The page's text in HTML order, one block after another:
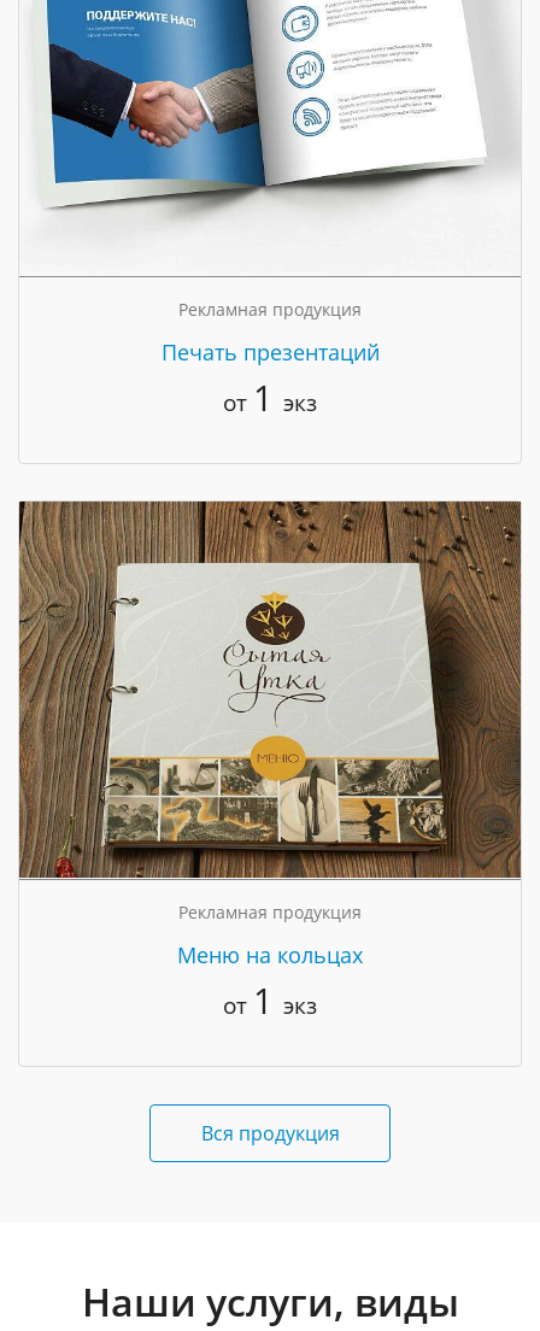
Рекламная продукция
Печать презентаций
от 1 экз
Рекламная продукция
Меню на кольцах
от 1 экз
Вся продукция
Наши услуги, виды